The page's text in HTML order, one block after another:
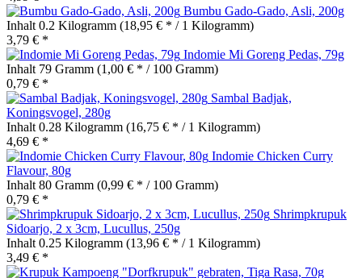
Bumbu Gado-Gado, Asli, 200g
Inhalt 0.2 Kilogramm (18,95 € * / 1 Kilogramm)
3,79 € *
Indomie Mi Goreng Pedas, 79g
Inhalt 79 Gramm (1,00 € * / 100 Gramm)
0,79 € *
Sambal Badjak,
Koningsvogel, 280g
Inhalt 0.28 Kilogramm (16,75 € * / 1 Kilogramm)
4,69 € *
Indomie Chicken Curry
Flavour, 80g
Inhalt 80 Gramm (0,99 € * / 100 Gramm)
0,79 € *
Shrimpkrupuk
Sidoarjo, 2 x 3cm, Lucullus, 250g
Inhalt 0.25 Kilogramm (13,96 € * / 1 Kilogramm)
3,49 € *